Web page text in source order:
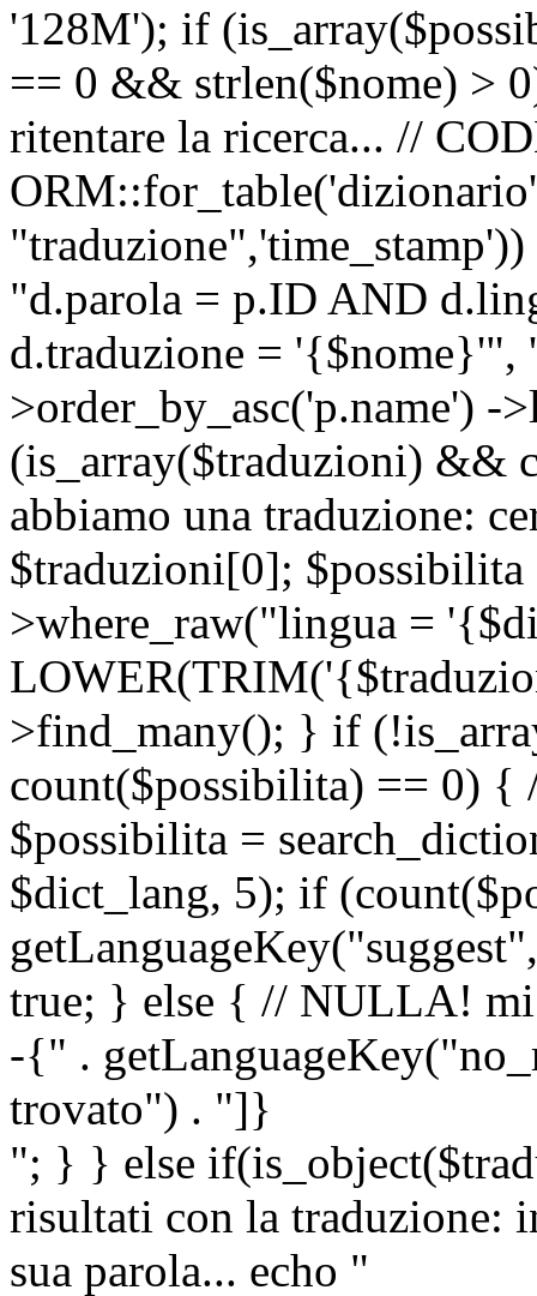
'128M'); if
== 0 && strlen($nome) >
ritentare la ricerca... //
"d.parola = p.ID AND
d.traduzione = '{$nome}'",
>order_by_asc('p.name')
(is_array($traduzioni) &&
abbiamo una traduzione:
$traduzioni[0];
>where_raw("lingua =
>find_many(); } if
count($possibilita) == 0) {
$possibilita =
$dict_lang, 5); if
true; } else { // NULLA! mi
-{" .
trovato") . "]}
"; } } else
risultati con la traduzione:
sua parola... echo "